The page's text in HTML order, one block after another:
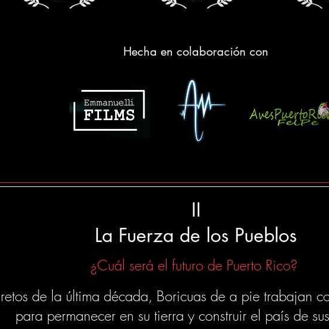
Hecha en colaboración con
II
La Fuerza de los Pueblos
¿Cuál será el futuro de Puerto Rico?
de la última década, Boricuas de a pie trabajan
para permanecer en su tierra y construir el país de